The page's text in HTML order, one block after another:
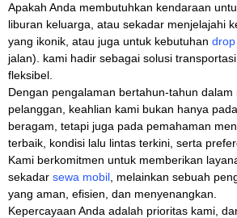
Apakah Anda membutuhkan kendaraan
liburan keluarga, atau sekadar menjelajahi
yang ikonik, atau juga untuk kebutuhan
jalan). kami hadir sebagai solusi
fleksibel.
Dengan pengalaman bertahun-tahun dalam
pelanggan, keahlian kami bukan hanya
beragam, tetapi juga pada pemahaman
terbaik, kondisi lalu lintas terkini, serta
Kami berkomitmen untuk memberikan
sekadar sewa mobil , melainkan sebuah
yang aman, efisien, dan menyenangkan.
Kepercayaan Anda adalah prioritas kami,